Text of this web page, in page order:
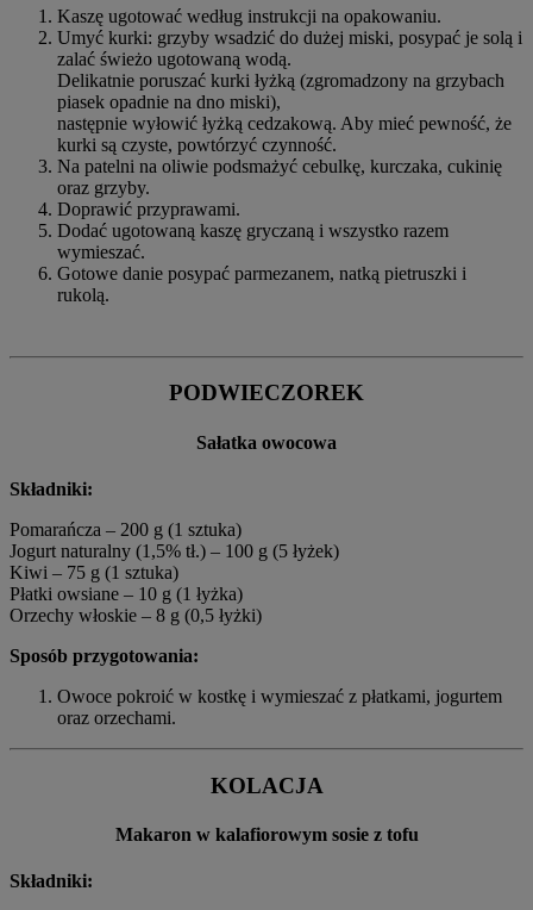
Kaszę ugotować według instrukcji na opakowaniu.
Umyć kurki: grzyby wsadzić do dużej miski, posypać je solą i
zalać świeżo ugotowaną wodą.
Delikatnie poruszać kurki łyżką (zgromadzony na grzybach
piasek opadnie na dno miski),
następnie wyłowić łyżką cedzakową. Aby mieć pewność, że
kurki są czyste, powtórzyć czynność.
Na patelni na oliwie podsmażyć cebulkę, kurczaka, cukinię
oraz grzyby.
Doprawić przyprawami.
Dodać ugotowaną kaszę gryczaną i wszystko razem
wymieszać.
Gotowe danie posypać parmezanem, natką pietruszki i
rukolą.
PODWIECZOREK
Sałatka owocowa
Składniki:
Pomarańcza – 200 g (1 sztuka)
Jogurt naturalny (1,5% tł.) – 100 g (5 łyżek)
Kiwi – 75 g (1 sztuka)
Płatki owsiane – 10 g (1 łyżka)
Orzechy włoskie – 8 g (0,5 łyżki)
Sposób przygotowania:
Owoce pokroić w kostkę i wymieszać z płatkami, jogurtem
oraz orzechami.
KOLACJA
Makaron w kalafiorowym sosie z tofu
Składniki: